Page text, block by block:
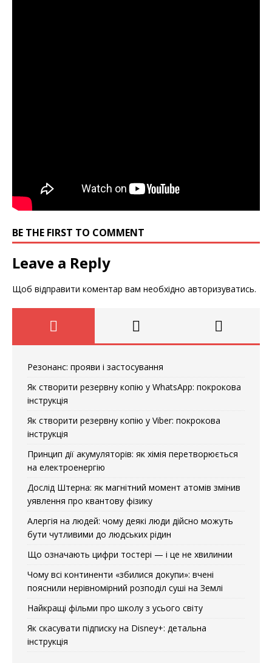
BE THE FIRST TO COMMENT
Leave a Reply
Щоб відправити коментар вам необхідно авторизуватись.
Резонанс: прояви і застосування
Як створити резервну копію у WhatsApp: покрокова
інструкція
Як створити резервну копію у Viber: покрокова
інструкція
Принцип дії акумуляторів: як хімія перетворюється
на електроенергію
Дослід Штерна: як магнітний момент атомів змінив
уявлення про квантову фізику
Алергія на людей: чому деякі люди дійсно можуть
бути чутливими до людських рідин
Що означають цифри тостері — і це не хвилинии
Чому всі континенти «збилися докупи»: вчені
пояснили нерівномірний розподіл суші на Землі
Найкращі фільми про школу з усього світу
Як скасувати підписку на Disney+: детальна
інструкція